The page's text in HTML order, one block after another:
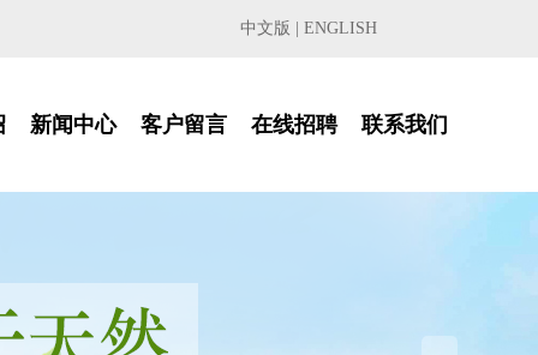
中文版 ENGLISH
新闻中心 客户留言 在线招聘 联系我们